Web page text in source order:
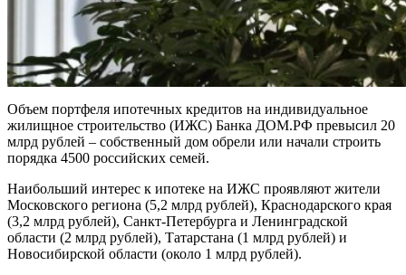
Объем портфеля ипотечных кредитов на индивидуальное
жилищное строительство (ИЖС) Банка ДОМ.РФ превысил 20
млрд рублей – собственный дом обрели или начали строить
порядка 4500 российских семей.
Наибольший интерес к ипотеке на ИЖС проявляют жители
Московского региона (5,2 млрд рублей), Краснодарского края
(3,2 млрд рублей), Санкт-Петербурга и Ленинградской
области (2 млрд рублей), Татарстана (1 млрд рублей) и
Новосибирской области (около 1 млрд рублей).